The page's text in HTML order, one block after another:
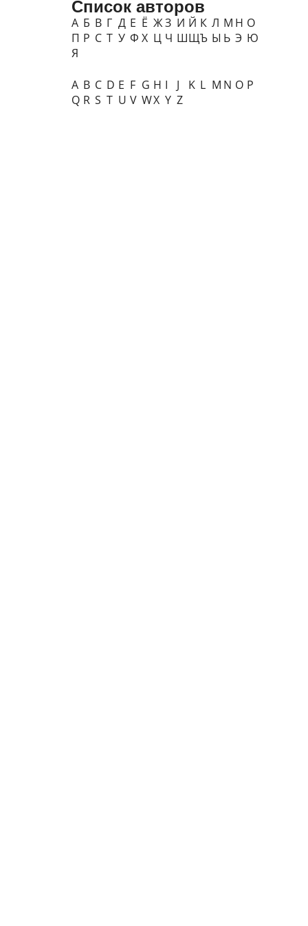
Список авторов
А Б В Г Д Е Ё ЖЗ И Й К Л М Н О
П Р С Т У Ф Х Ц Ч ШЩЪ Ы Ь Э Ю
Я
A B C D E F G H I J K L M N O P
Q R S T U V WX Y Z